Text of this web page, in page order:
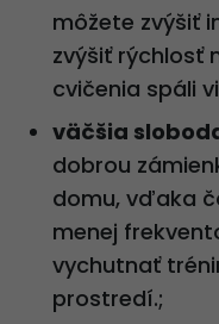
môžete zvýšiť
zvýšiť rýchlosť
cvičenia spáli
väčšia
dobrou
domu, vďaka
menej
vychutnať
prostredí.;